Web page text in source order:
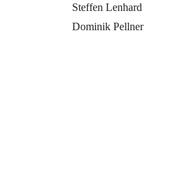
Steffen Lenhard
Dominik Pellner